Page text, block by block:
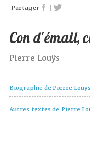
Partager |
Con d'émail,
Pierre Louÿs
Biographie de Pierre Louÿs
Autres textes de Pierre